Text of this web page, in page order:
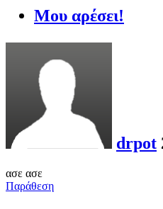
Μου αρέσει!
drpot
ασε ασε
Παράθεση